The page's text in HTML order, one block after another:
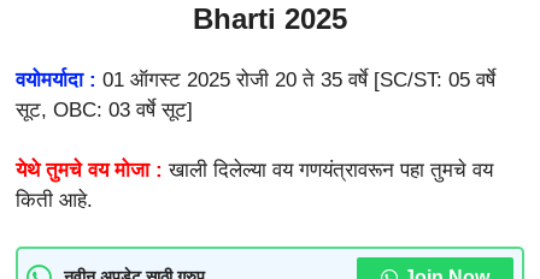
Bharti 2025
वयोमर्यादा : 01 ऑगस्ट 2025 रोजी 20 ते 35 वर्षे [SC/ST: 05 वर्षे
सूट, OBC: 03 वर्षे सूट]
येथे तुमचे वय मोजा :खाली दिलेल्या वय गणयंत्रावरून पहा तुमचे वय
किती आहे.